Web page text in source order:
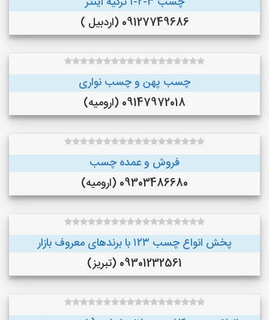
09127749686 (اردبیل )
چسب پهن و چسب نواری
09147972018 (ارومیه)
فروش و عمده چسب
09303486680 (ارومیه)
پخش انواع چسب ۱۲۳ با برندهای معروف بازار
09301232561 (تبریز)